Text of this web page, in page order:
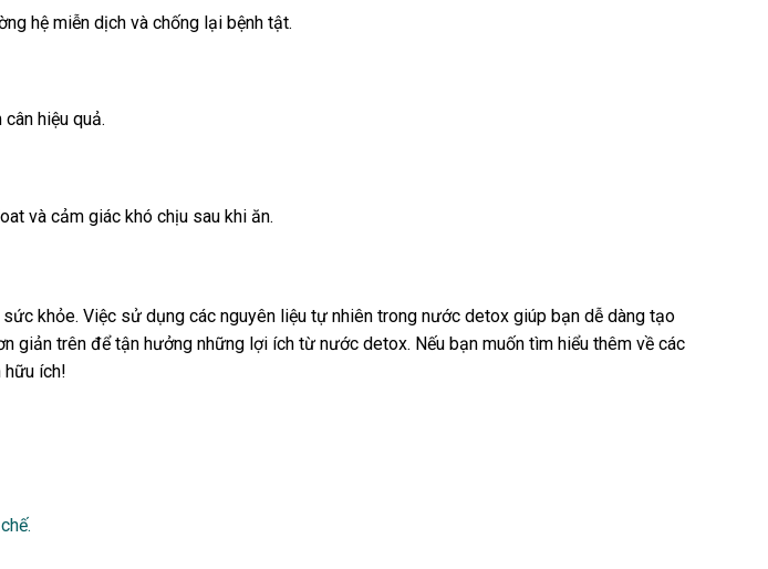
hệ miễn dịch và chống lại bệnh tật.
hiệu quả.
và cảm giác khó chịu sau khi ăn.
khỏe. Việc sử dụng các nguyên liệu tự nhiên trong nước detox giúp bạn dễ dàng tạo
trên để tận hưởng những lợi ích từ nước detox. Nếu bạn muốn tìm hiểu thêm về các
hữu ích!